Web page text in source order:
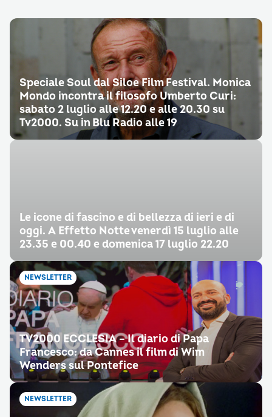
Speciale Soul dal Siloe Film Festival. Monica
Mondo incontra il filosofo Umberto Curi:
sabato 2 luglio alle 12.20 e alle 20.30 su
Tv2000. Su in Blu Radio alle 19
Le icone di fascino e di bellezza di ieri e di
oggi. A Effetto Notte venerdì 15 luglio alle
23.35 e 00.40 e domenica 17 luglio 22.20
NEWSLETTER
TV2000 ECCLESIA – Il diario di Papa
Francesco: da Cannes il film di Wim
Wenders sul Pontefice
NEWSLETTER